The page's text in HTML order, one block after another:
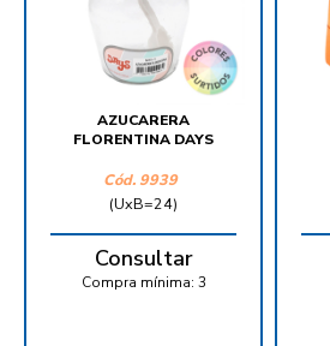
AZUCARERA
FLORENTINA DAYS
Cód. 9939
(UxB=24)
Consultar
Compra mínima: 3